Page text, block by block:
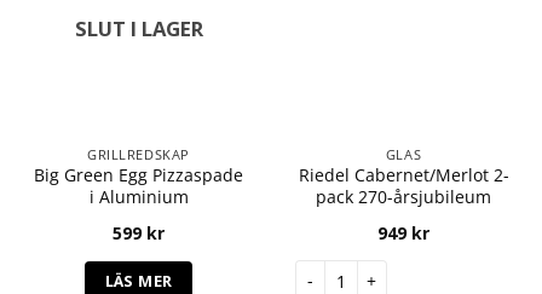
SLUT I LAGER
GRILLREDSKAP
Big Green Egg Pizzaspade
i Aluminium
599 kr
LÄS MER
GLAS
Riedel Cabernet/Merlot 2-
pack 270-årsjubileum
949 kr